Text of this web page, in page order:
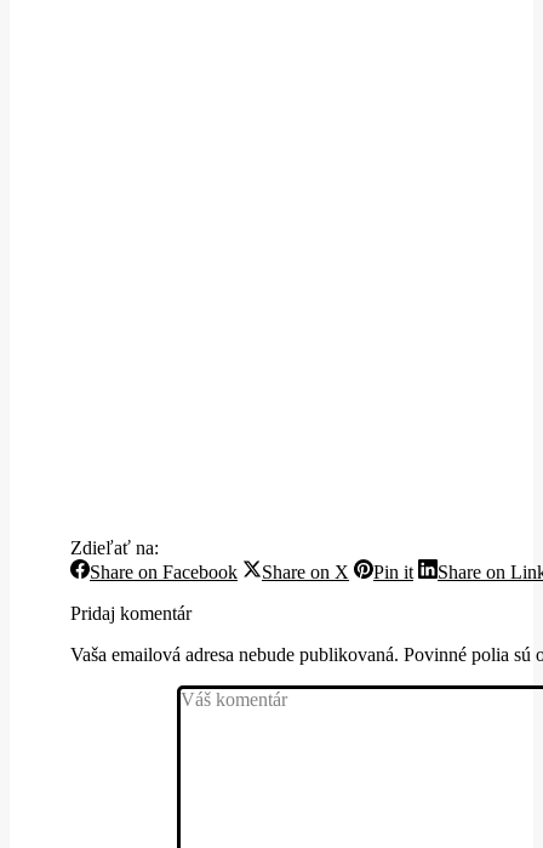
Zdieľať na:
Share on FacebookShareShare on X SharePin itShareShare on
Pridaj komentár
Vaša emailová adresa nebude publikovaná. Povinné polia sú